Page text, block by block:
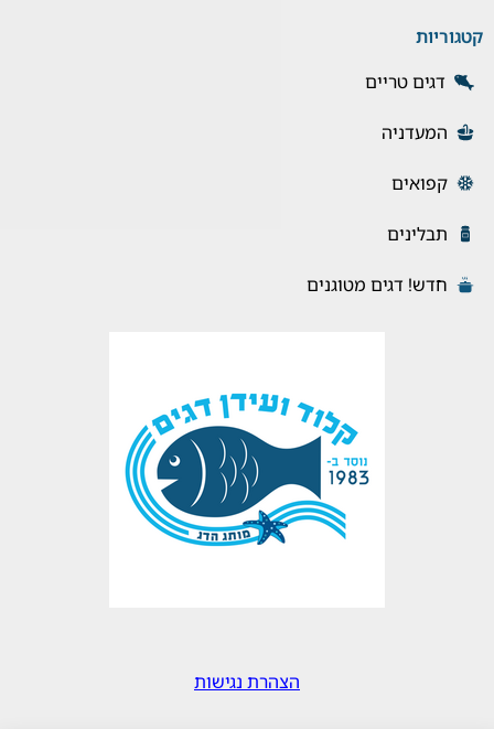
קטגוריות
דגים טריים
המעדניה
קפואים
תבלינים
חדש! דגים מטוגנים
הצהרת נגישות